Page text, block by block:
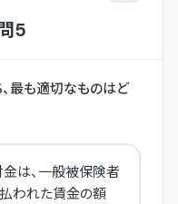
5
最も適切なものはど
は、一般被保険者
われた賃金の額